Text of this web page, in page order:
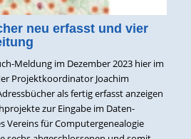
neu erfasst und vier
Meldung im Dezember 2023 hier im
Projektkoordinator Joachim
als fertig erfasst anzeigen
zur Eingabe im Daten-
Vereins für Computergenealogie